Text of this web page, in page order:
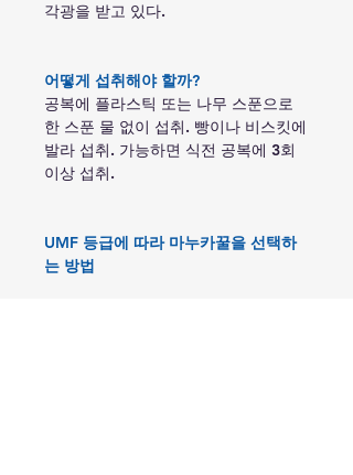
각광을 받고 있다.
어떻게 섭취해야 할까?
공복에 플라스틱 또는 나무 스푼으로
한 스푼 물 없이 섭취. 빵이나 비스킷에
발라 섭취. 가능하면 식전 공복에 3회
이상 섭취.
UMF 등급에 따라 마누카꿀을 선택하
는 방법